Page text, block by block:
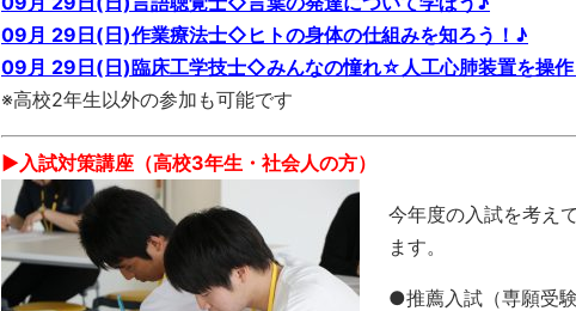
09月 29日(日)作業療法士◇ヒトの身体の仕組みを知ろう！♪
09月 29日(日)臨床工学技士◇みんなの憧れ☆人工心肺装置を操作
※高校2年生以外の参加も可能です
▶︎入試対策講座（高校3年生・社会人の方）
今年度の入試を考え
ます。
●推薦入試（専願受験